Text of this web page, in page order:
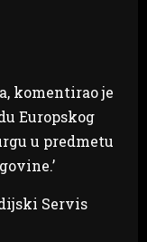
komentirao je
Europskog
u predmetu
Servis